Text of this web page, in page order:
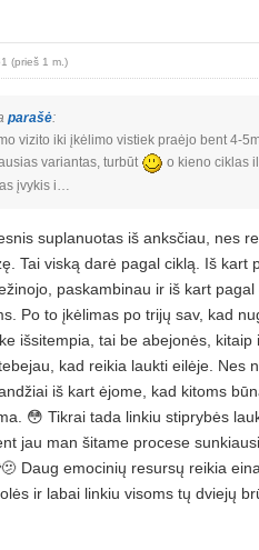
(prieš 1 m.)
parašė:
vizito iki įkėlimo vistiek praėjo bent 4-
variantas, turbūt
o kieno ciklas
įvykis i…
suplanuotas iš anksčiau, nes
Tai viską darė pagal ciklą. Iš kart
paskambinau ir iš kart
Po to įkėlimas po trijų sav, kad
išsitempia, tai be abejonės,
kad reikia laukti eilėje. Nes
iš kart ėjome, kad kitoms
😳 Tikrai tada linkiu stiprybės
jau man šitame procese
Daug emocinių resursų reikia
ir labai linkiu visoms tų dviejų